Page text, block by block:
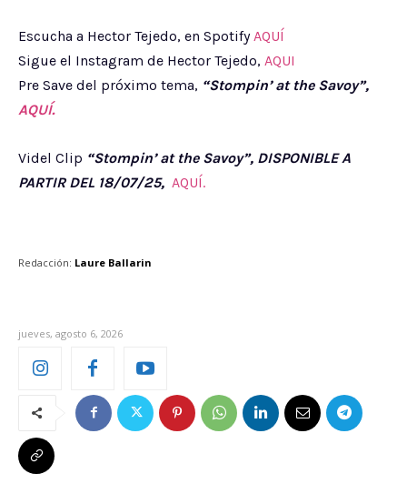
Escucha a Hector Tejedo, en Spotify AQUÍ
Sigue el Instagram de Hector Tejedo, AQUI
Pre Save del próximo tema, “Stompin’ at the Savoy”,
AQUÍ.
Videl Clip “Stompin’ at the Savoy”, DISPONIBLE A
PARTIR DEL 18/07/25, AQUÍ.
Redacción: Laure Ballarin
jueves, agosto 6, 2026